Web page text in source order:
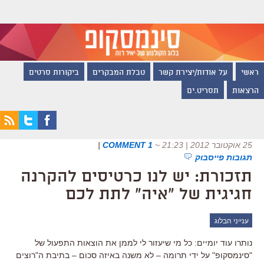
ראשי על אודות/יצירת קשר טבלת המבקרים ביקורות סרטים
הרצאות תסריט.ים
25 אוקטובר 2012 | 21:23 ~
1 COMMENT
|
תגובות פייסבוק
תזכורת: יש לנו כרטיסים להקרנה
חגיגית של "איה" לתת לכם
ענייני הבלוג
נותרו עוד יומיים: כל מי שיעזור לי לממן את הוצאות התפעול של
"סינמסקופ" על ידי תרומה – לא משנה באיזה סכום – בתיבת ה"רוצים